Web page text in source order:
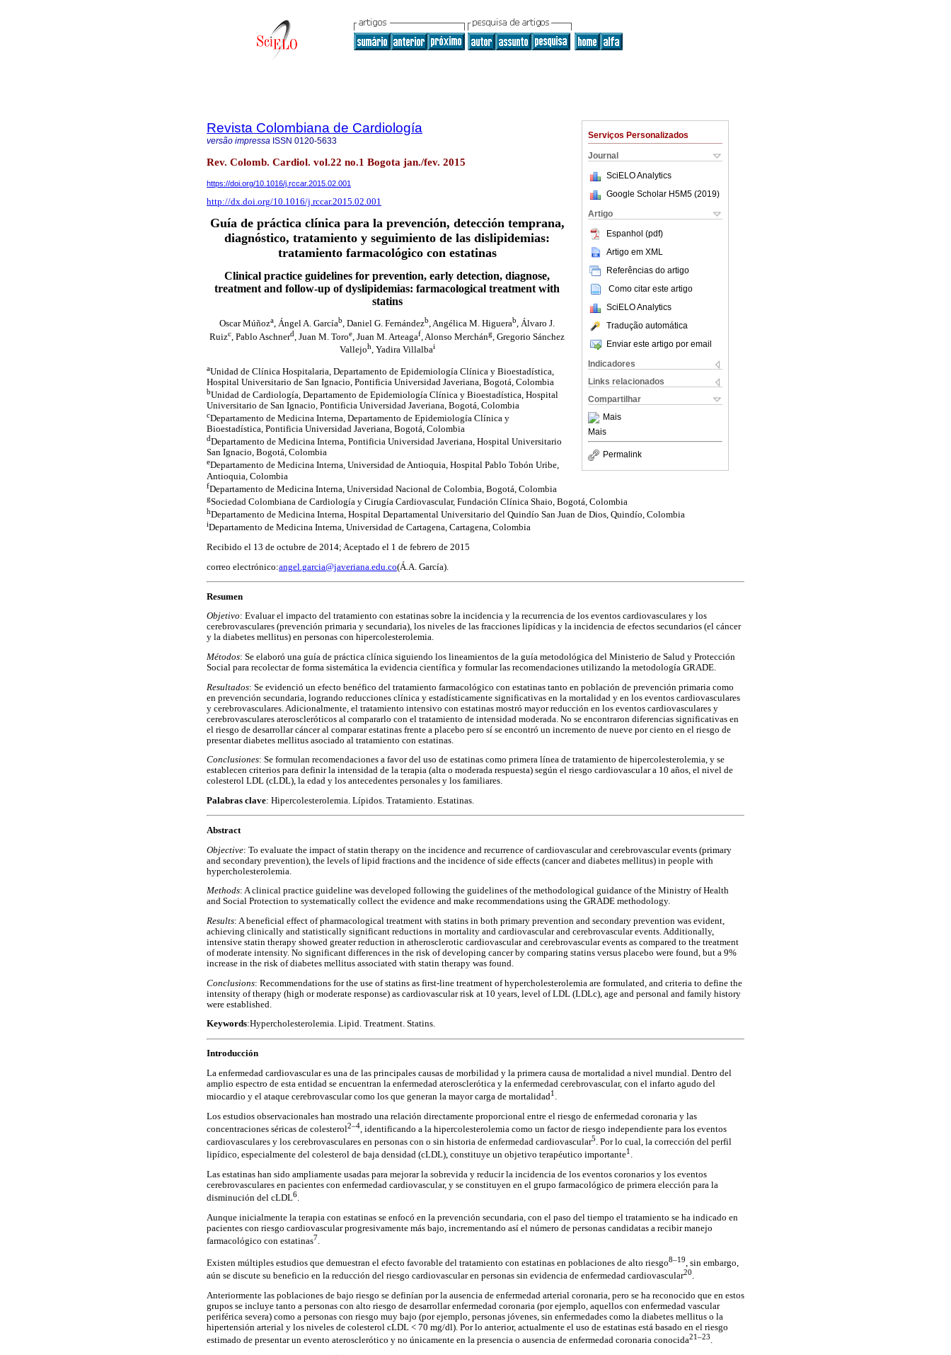
Serviços Personalizados
Journal
SciELO Analytics
Google Scholar H5M5 (2019)
Artigo
Espanhol (pdf)
Artigo em XML
Referências do artigo
Como citar este artigo
SciELO Analytics
Tradução automática
Enviar este artigo por email
Indicadores
Links relacionados
Compartilhar
Mais
Mais
Permalink
Revista Colombiana de Cardiología
versão impressa ISSN 0120-5633
Rev. Colomb. Cardiol. vol.22 no.1 Bogota jan./fev. 2015
https://doi.org/10.1016/j.rccar.2015.02.001
http://dx.doi.org/10.1016/j.rccar.2015.02.001
Guía de práctica clínica para la prevención, detección temprana,
diagnóstico, tratamiento y seguimiento de las dislipidemias:
tratamiento farmacológico con estatinas
Clinical practice guidelines for prevention, early detection, diagnose,
treatment and follow-up of dyslipidemias: farmacological treatment with
statins
Oscar Múñoza, Ángel A. Garcíab, Daniel G. Fernándezb, Angélica M. Higuerab, Álvaro J.
Ruizc , Pablo Aschnerd , Juan M. Toroe , Juan M. Arteagaf , Alonso Mercháng
, Gregorio Sánchez
Vallejoh, Yadira Villalbai
aUnidad de Clínica Hospitalaria, Departamento de Epidemiología Clínica y Bioestadística,
Hospital Universitario de San Ignacio, Pontificia Universidad Javeriana, Bogotá, Colombia
bUnidad de Cardiología, Departamento de Epidemiología Clínica y Bioestadística, Hospital
Universitario de San Ignacio, Pontificia Universidad Javeriana, Bogotá, Colombia
cDepartamento de Medicina Interna, Departamento de Epidemiología Clínica y
Bioestadística, Pontificia Universidad Javeriana, Bogotá, Colombia
dDepartamento de Medicina Interna, Pontificia Universidad Javeriana, Hospital Universitario
San Ignacio, Bogotá, Colombia
eDepartamento de Medicina Interna, Universidad de Antioquia, Hospital Pablo Tobón Uribe,
Antioquia, Colombia
fDepartamento de Medicina Interna, Universidad Nacional de Colombia, Bogotá, Colombia
gSociedad Colombiana de Cardiología y Cirugía Cardiovascular, Fundación Clínica Shaio, Bogotá, Colombia
hDepartamento de Medicina Interna, Hospital Departamental Universitario del Quindío San Juan de Dios, Quindío, Colombia
iDepartamento de Medicina Interna, Universidad de Cartagena, Cartagena, Colombia
Recibido el 13 de octubre de 2014; Aceptado el 1 de febrero de 2015
correo electrónico:angel.garcia@javeriana.edu.co(Á.A. García).
Resumen
Objetivo: Evaluar el impacto del tratamiento con estatinas sobre la incidencia y la recurrencia de los eventos cardiovasculares y los
cerebrovasculares (prevención primaria y secundaria), los niveles de las fracciones lipídicas y la incidencia de efectos secundarios (el cáncer
y la diabetes mellitus) en personas con hipercolesterolemia.
Métodos: Se elaboró una guía de práctica clínica siguiendo los lineamientos de la guía metodológica del Ministerio de Salud y Protección
Social para recolectar de forma sistemática la evidencia científica y formular las recomendaciones utilizando la metodología GRADE.
Resultados: Se evidenció un efecto benéfico del tratamiento farmacológico con estatinas tanto en población de prevención primaria como
en prevención secundaria, logrando reducciones clínica y estadísticamente significativas en la mortalidad y en los eventos cardiovasculares
y cerebrovasculares. Adicionalmente, el tratamiento intensivo con estatinas mostró mayor reducción en los eventos cardiovasculares y
cerebrovasculares ateroscleróticos al compararlo con el tratamiento de intensidad moderada. No se encontraron diferencias significativas en
el riesgo de desarrollar cáncer al comparar estatinas frente a placebo pero sí se encontró un incremento de nueve por ciento en el riesgo de
presentar diabetes mellitus asociado al tratamiento con estatinas.
Conclusiones: Se formulan recomendaciones a favor del uso de estatinas como primera línea de tratamiento de hipercolesterolemia, y se
establecen criterios para definir la intensidad de la terapia (alta o moderada respuesta) según el riesgo cardiovascular a 10 años, el nivel de
colesterol LDL (cLDL), la edad y los antecedentes personales y los familiares.
Palabras clave: Hipercolesterolemia. Lípidos. Tratamiento. Estatinas.
Abstract
Objective: To evaluate the impact of statin therapy on the incidence and recurrence of cardiovascular and cerebrovascular events (primary
and secondary prevention), the levels of lipid fractions and the incidence of side effects (cancer and diabetes mellitus) in people with
hypercholesterolemia.
Methods: A clinical practice guideline was developed following the guidelines of the methodological guidance of the Ministry of Health
and Social Protection to systematically collect the evidence and make recommendations using the GRADE methodology.
Results: A beneficial effect of pharmacological treatment with statins in both primary prevention and secondary prevention was evident,
achieving clinically and statistically significant reductions in mortality and cardiovascular and cerebrovascular events. Additionally,
intensive statin therapy showed greater reduction in atherosclerotic cardiovascular and cerebrovascular events as compared to the treatment
of moderate intensity. No significant differences in the risk of developing cancer by comparing statins versus placebo were found, but a 9%
increase in the risk of diabetes mellitus associated with statin therapy was found.
Conclusions: Recommendations for the use of statins as first-line treatment of hypercholesterolemia are formulated, and criteria to define the
intensity of therapy (high or moderate response) as cardiovascular risk at 10 years, level of LDL (LDLc), age and personal and family history
were established.
Keywords:Hypercholesterolemia. Lipid. Treatment. Statins.
Introducción
La enfermedad cardiovascular es una de las principales causas de morbilidad y la primera causa de mortalidad a nivel mundial. Dentro del
amplio espectro de esta entidad se encuentran la enfermedad aterosclerótica y la enfermedad cerebrovascular, con el infarto agudo del
miocardio y el ataque cerebrovascular como los que generan la mayor carga de mortalidad1 .
Los estudios observacionales han mostrado una relación directamente proporcional entre el riesgo de enfermedad coronaria y las
concentraciones séricas de colesterol2–4, identificando a la hipercolesterolemia como un factor de riesgo independiente para los eventos
cardiovasculares y los cerebrovasculares en personas con o sin historia de enfermedad cardiovascular5. Por lo cual, la corrección del perfil
lipídico, especialmente del colesterol de baja densidad (cLDL), constituye un objetivo terapéutico importante1 .
Las estatinas han sido ampliamente usadas para mejorar la sobrevida y reducir la incidencia de los eventos coronarios y los eventos
cerebrovasculares en pacientes con enfermedad cardiovascular, y se constituyen en el grupo farmacológico de primera elección para la
disminución del cLDL6.
Aunque inicialmente la terapia con estatinas se enfocó en la prevención secundaria, con el paso del tiempo el tratamiento se ha indicado en
pacientes con riesgo cardiovascular progresivamente más bajo, incrementando así el número de personas candidatas a recibir manejo
farmacológico con estatinas7.
Existen múltiples estudios que demuestran el efecto favorable del tratamiento con estatinas en poblaciones de alto riesgo8–19, sin embargo,
aún se discute su beneficio en la reducción del riesgo cardiovascular en personas sin evidencia de enfermedad cardiovascular20.
Anteriormente las poblaciones de bajo riesgo se definían por la ausencia de enfermedad arterial coronaria, pero se ha reconocido que en estos
grupos se incluye tanto a personas con alto riesgo de desarrollar enfermedad coronaria (por ejemplo, aquellos con enfermedad vascular
periférica severa) como a personas con riesgo muy bajo (por ejemplo, personas jóvenes, sin enfermedades como la diabetes mellitus o la
hipertensión arterial y los niveles de colesterol cLDL < 70 mg/dl). Por lo anterior, actualmente el uso de estatinas está basado en el riesgo
estimado de presentar un evento aterosclerótico y no únicamente en la presencia o ausencia de enfermedad coronaria conocida21–23.